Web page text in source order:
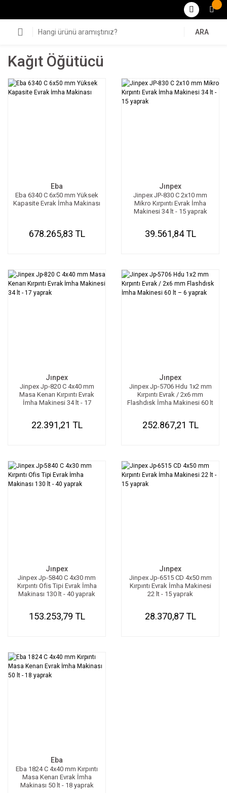
ARA
Kağıt Öğütücü
Eba
Eba 6340 C 6x50 mm Yüksek
Kapasite Evrak İmha Makinası
678.265,83 TL
Jınpex
Jinpex JP-830 C 2x10 mm
Mikro Kırpıntı Evrak İmha
Makinesi 34 lt - 15 yaprak
39.561,84 TL
Jınpex
Jinpex Jp-820 C 4x40 mm
Masa Kenarı Kırpıntı Evrak
İmha Makinesi 34 lt - 17
22.391,21 TL
Jınpex
Jinpex Jp-5706 Hdu 1x2 mm
Kırpıntı Evrak / 2x6 mm
Flashdısk İmha Makinesi 60 lt
252.867,21 TL
Jınpex
Jinpex Jp-5840 C 4x30 mm
Kırpıntı Ofis Tipi Evrak İmha
Makinası 130 lt - 40 yaprak
153.253,79 TL
Jınpex
Jinpex Jp-6515 CD 4x50 mm
Kırpıntı Evrak İmha Makinesi
22 lt - 15 yaprak
28.370,87 TL
Eba
Eba 1824 C 4x40 mm Kırpıntı
Masa Kenarı Evrak İmha
Makinası 50 lt - 18 yaprak